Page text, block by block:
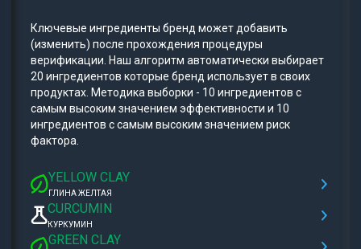
Ключевые ингредиенты бренд может добавить
(изменить) после прохождения процедуры
верификации. Наш алгоритм автоматически выбирает
20 ингредиентов которые бренд использует в своих
продуктах. Методика выборки - 10 ингредиентов с
самым высоким значением эффективности и 10
ингредиентов с самым высоким значением риск
фактора.
YELLOW CLAY
ГЛИНА ЖЕЛТАЯ
CURCUMIN
КУРКУМИН
GREEN CLAY